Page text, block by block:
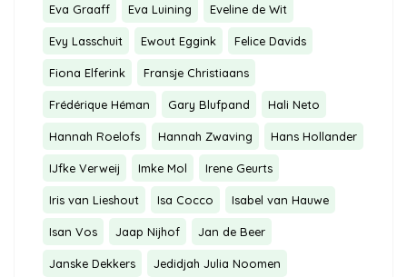
Eva Graaff Eva Luining Eveline de Wit
Evy Lasschuit Ewout Eggink Felice Davids
Fiona Elferink Fransje Christiaans
Frédérique Héman Gary Blufpand Hali Neto
Hannah Roelofs Hannah Zwaving Hans Hollander
IJfke Verweij Imke Mol Irene Geurts
Iris van Lieshout Isa Cocco Isabel van Hauwe
Isan Vos Jaap Nijhof Jan de Beer
Janske Dekkers Jedidjah Julia Noomen